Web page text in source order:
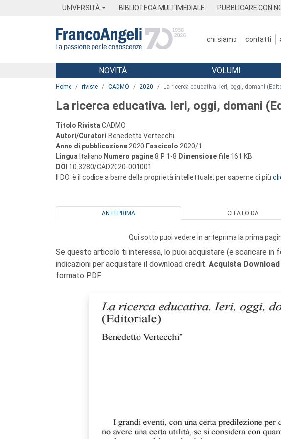
UNIVERSITÀ BIBLIOTECA MULTIMEDIALE PUBBLICARE CON
chi siamo contatti
Menu
NOVITÀ VOLUMI
Home riviste CADMO 2020 La ricerca educativa. Ieri, oggi, domani
La ricerca educativa. Ieri, oggi, domani
Titolo Rivista CADMO
Autori/Curatori Benedetto Vertecchi
Anno di pubblicazione 2020 Fascicolo 2020/1
Lingua Italiano Numero pagine8 P. 1-8 Dimensione file 161 KB
DOI 10.3280/CAD2020-001001
Il DOI è il codice a barre della proprietà intellettuale: per saperne di più
ANTEPRIMA CITATO DA
Qui sotto puoi vedere in anteprima la prima
Se questo articolo ti interessa, lo puoi acquistare (e scaricare in
indicazioni per acquistare il download credit. Acquista Download
formato PDF